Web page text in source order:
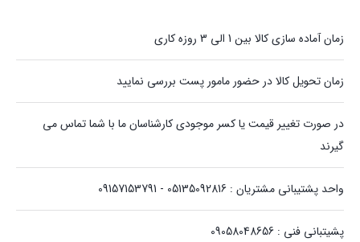
زمان آماده سازی کالا بین 1 الی 3 روزه کاری
زمان تحویل کالا در حضور مامور پست بررسی نمایید
در صورت تغییر قیمت یا کسر موجودی کارشناسان ما با شما تماس می
گیرند
واحد پشتیبانی مشتریان : 05135092816 - 09157153791
پشیتبانی فنی : 09058048656